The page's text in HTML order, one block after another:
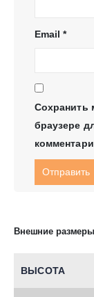
Email*
Сохранить
браузере
Внешние размеры
ВЫСОТА